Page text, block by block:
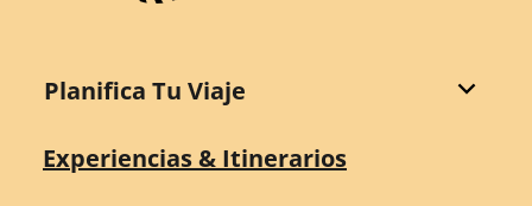
Planifica Tu Viaje
Experiencias & Itinerarios